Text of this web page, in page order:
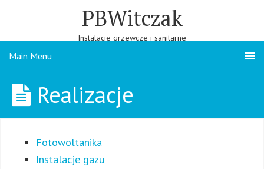
PBWitczak
Instalacje grzewcze i sanitarne
Main Menu
Realizacje
Fotowoltanika
Instalacje gazu